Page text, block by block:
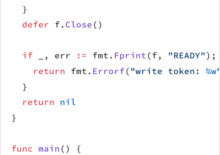
	}
	defer
f. Close()
	if
_, err := fmt. Fprint(f, "READY");
		return
fmt. Errorf( "write token: %w
	}
	return
nil
}
func main() {